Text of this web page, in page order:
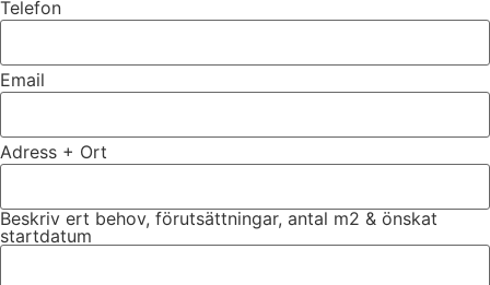
Telefon
Email
Adress + Ort
Beskriv ert behov, förutsättningar, antal m2 & önskat
startdatum